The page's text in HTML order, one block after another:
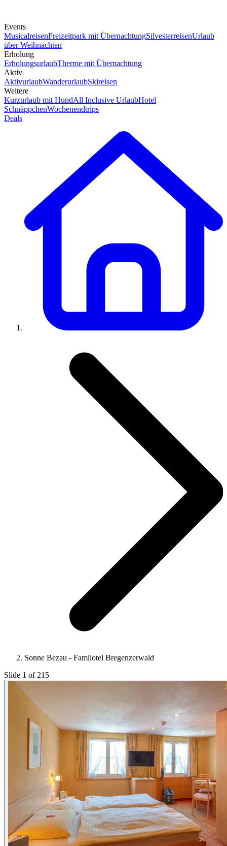
Events
MusicalreisenFreizeitpark mit ÜbernachtungSilvesterreisenUrlaub
über Weihnachten
Erholung
ErholungsurlaubTherme mit Übernachtung
Aktiv
AktivurlaubWanderurlaubSkireisen
Weitere
Kurzurlaub mit HundAll Inclusive UrlaubHotel
SchnäppchenWochenendtrips
Deals
Sonne Bezau - Familotel Bregenzerwald
Slide 1 of 215